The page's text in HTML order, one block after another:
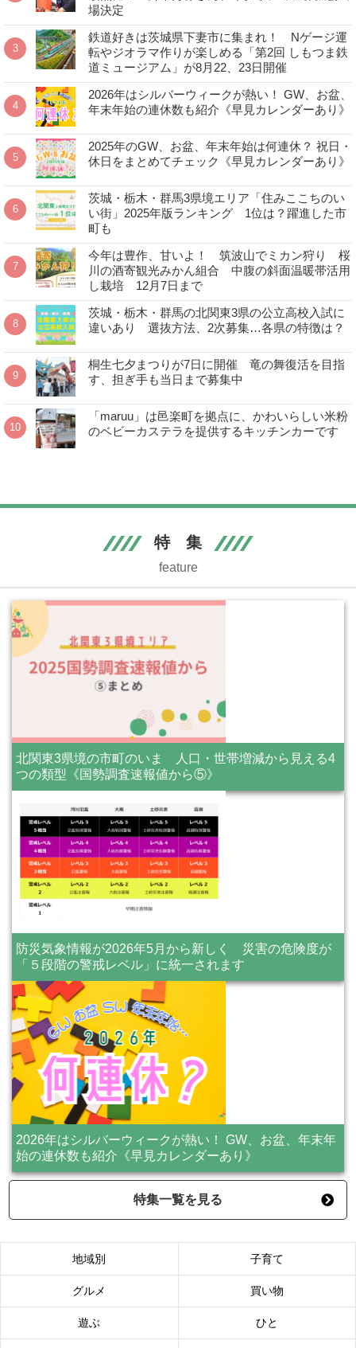
場決定
鉄道好きは茨城県下妻市に集まれ！ Nゲージ運
転やジオラマ作りが楽しめる「第2回 しもつま鉄
道ミュージアム」が8月22、23日開催
2026年はシルバーウィークが熱い！ GW、お盆、
年末年始の連休数も紹介《早見カレンダーあり》
2025年のGW、お盆、年末年始は何連休？ 祝日・
休日をまとめてチェック《早見カレンダーあり》
茨城・栃木・群馬3県境エリア「住みここちのい
い街」2025年版ランキング 1位は？躍進した市
町も
今年は豊作、甘いよ！ 筑波山でミカン狩り 桜
川の酒寄観光みかん組合 中腹の斜面温暖帯活用
し栽培 12月7日まで
茨城・栃木・群馬の北関東3県の公立高校入試に
違いあり 選抜方法、2次募集…各県の特徴は？
桐生七夕まつりが7日に開催 竜の舞復活を目指
す、担ぎ手も当日まで募集中
「maruu」は邑楽町を拠点に、かわいらしい米粉
のベビーカステラを提供するキッチンカーです
特 集
feature
北関東3県境の市町のいま 人口・世帯増減から見える4
つの類型《国勢調査速報値から⑤》
防災気象情報が2026年5月から新しく 災害の危険度が
「５段階の警戒レベル」に統一されます
2026年はシルバーウィークが熱い！ GW、お盆、年末年
始の連休数も紹介《早見カレンダーあり》
特集一覧を見る
地域別 子育て
グルメ 買い物
遊ぶ ひと